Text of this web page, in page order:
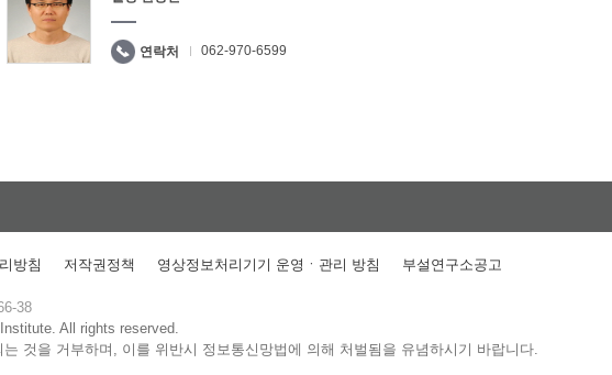
연락처 062-970-6599
방침 저작권정책 영상정보처리기기 운영ㆍ관리 방침 부설연구소공고
38
Institute.All rights reserved.
것을 거부하며, 이를 위반시 정보통신망법에 의해 처벌됨을 유념하시기 바랍니다.